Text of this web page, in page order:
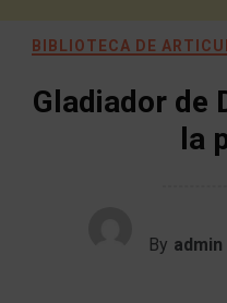
BIBLIOTECA DE
Gladiador de
la
By admin